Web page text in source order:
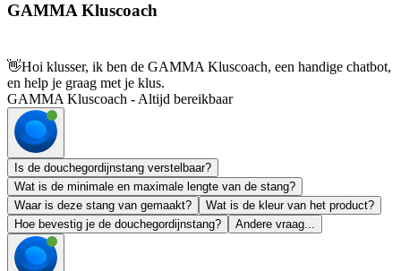
GAMMA Kluscoach
👋Hoi klusser, ik ben de GAMMA Kluscoach, een handige chatbot,
en help je graag met je klus.
GAMMA Kluscoach - Altijd bereikbaar
Is de douchegordijnstang verstelbaar?
Wat is de minimale en maximale lengte van de stang?
Waar is deze stang van gemaakt?
Wat is de kleur van het product?
Hoe bevestig je de douchegordijnstang?
Andere vraag...